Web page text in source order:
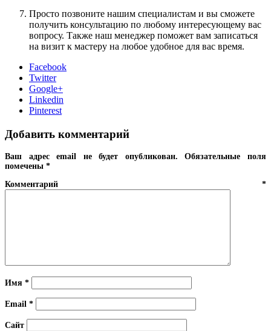
Просто позвоните нашим специалистам и вы сможете
получить консультацию по любому интересующему вас
вопросу. Также наш менеджер поможет вам записаться
на визит к мастеру на любое удобное для вас время.
Facebook
Twitter
Google+
Linkedin
Pinterest
Добавить комментарий
Ваш адрес email не будет опубликован.
Обязательные поля
помечены *
Комментарий *
Имя *
Email *
Сайт